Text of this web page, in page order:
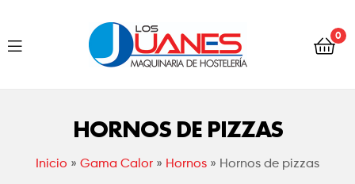
Los
Juanes
0
HORNOS DE PIZZAS
Inicio » Gama Calor » Hornos » Hornos de pizzas
Los